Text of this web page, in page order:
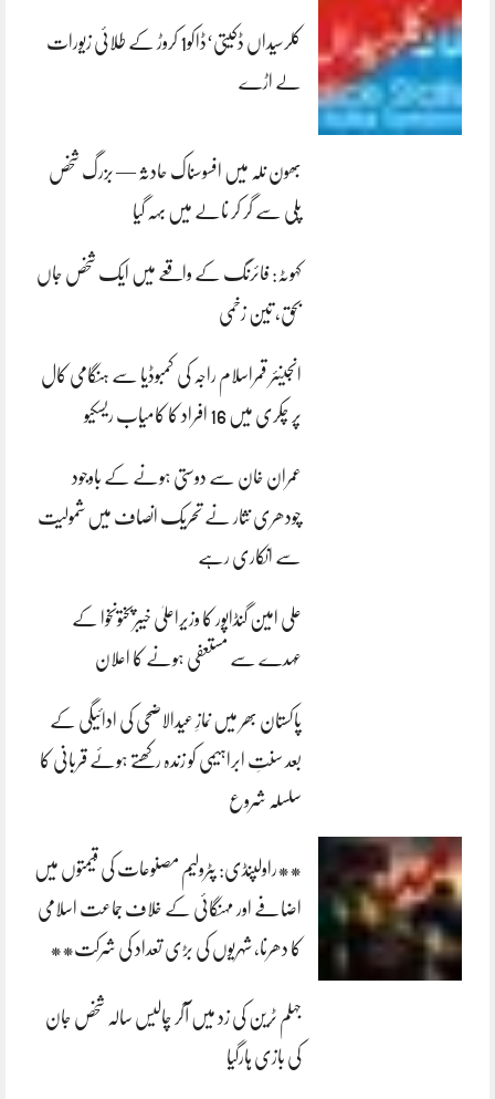
کلرسیداں ڈکیتی‘ڈاکو1 کروڑ کے طلائی زیورات
لے اڑے
بھون نلہ میں افسوسناک حادثہ — بزرگ شخص
پلی سے گر کر نالے میں بہہ گیا
کہوٹہ: فائرنگ کے واقعے میں ایک شخص جاں
بحق، تین زخمی
انجینئر قمراسلام راجہ کی کمبوڈیا سے ہنگامی کال
پر چکری میں 16 افراد کا کامیاب ریسکیو
عمران خان سے دوستی ہونے کے باوجود
چودھری نثار نے تحریک انصاف میں شمولیت
سے انکاری رہے
علی امین گنڈاپور کا وزیراعلیٰ خیبرپختونخوا کے
عہدے سے مستعفی ہونے کا اعلان
پاکستان بھر میں نمازِ عیدالاضحی کی ادائیگی کے
بعد سنتِ ابراہیمی کو زندہ رکھتے ہوئے قربانی کا
سلسلہ شروع
**راولپنڈی: پٹرولیم مصنوعات کی قیمتوں میں
اضافے اور مہنگائی کے خلاف جماعت اسلامی
کا دھرنا، شہریوں کی بڑی تعداد کی شرکت**
جہلم ٹرین کی زد میں آکر چالیس سالہ شخص جان
کی بازی ہارگیا